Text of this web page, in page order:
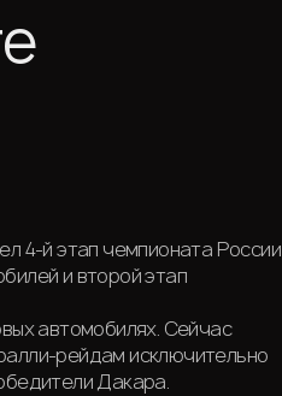
4-й этап чемпионата России
и второй этап
автомобилях. Сейчас
рейдам исключительно
Дакара.